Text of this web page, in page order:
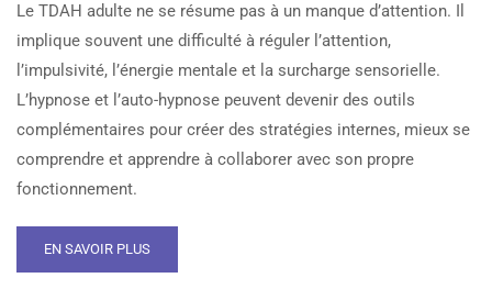
Le TDAH adulte ne se résume pas à un manque d’attention. Il
implique souvent une difficulté à réguler l’attention,
l’impulsivité, l’énergie mentale et la surcharge sensorielle.
L’hypnose et l’auto-hypnose peuvent devenir des outils
complémentaires pour créer des stratégies internes, mieux se
comprendre et apprendre à collaborer avec son propre
fonctionnement.
EN SAVOIR PLUS